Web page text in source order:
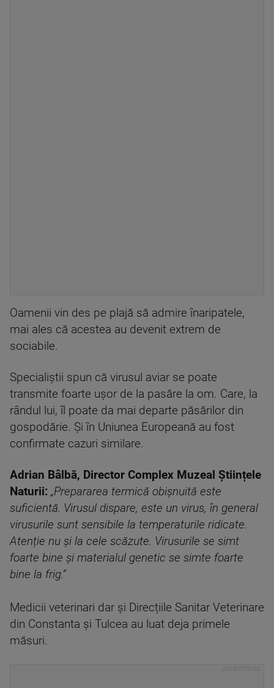
Oamenii vin des pe plajă să admire înaripatele,
mai ales că acestea au devenit extrem de
sociabile.
Specialiștii spun că virusul aviar se poate
transmite foarte ușor de la pasăre la om. Care, la
rândul lui, îl poate da mai departe păsărilor din
gospodărie. Și în Uniunea Europeană au fost
confirmate cazuri similare.
Adrian Bâlbă, Director Complex Muzeal Științele
Naturii: „Prepararea termică obișnuită este
suficientă. Virusul dispare, este un virus, în general
virusurile sunt sensibile la temperaturile ridicate.
Atenție nu și la cele scăzute. Virusurile se simt
foarte bine și materialul genetic se simte foarte
bine la frig.”
Medicii veterinari dar și Direcțiile Sanitar Veterinare
din Constanta și Tulcea au luat deja primele
măsuri.